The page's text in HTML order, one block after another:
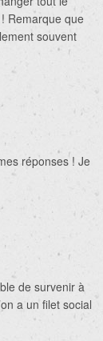
Remarque que
souvent
réponses ! Je
de survenir à
a un filet social